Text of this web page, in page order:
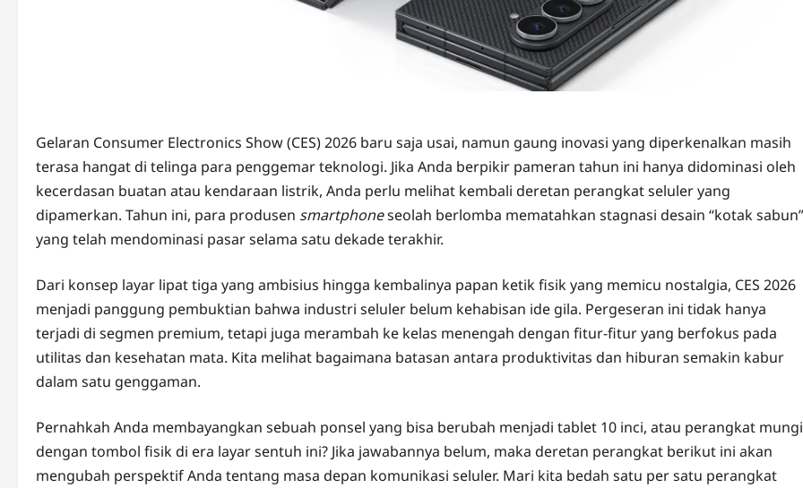
Gelaran Consumer Electronics Show (CES) 2026 baru saja usai, namun gaung inovasi yang diperkenalkan masih
terasa hangat di telinga para penggemar teknologi. Jika Anda berpikir pameran tahun ini hanya didominasi oleh
kecerdasan buatan atau kendaraan listrik, Anda perlu melihat kembali deretan perangkat seluler yang
dipamerkan. Tahun ini, para produsen smartphoneseolah berlomba mematahkan stagnasi desain “kotak sabun”
yang telah mendominasi pasar selama satu dekade terakhir.
Dari konsep layar lipat tiga yang ambisius hingga kembalinya papan ketik fisik yang memicu nostalgia, CES 2026
menjadi panggung pembuktian bahwa industri seluler belum kehabisan ide gila. Pergeseran ini tidak hanya
terjadi di segmen premium, tetapi juga merambah ke kelas menengah dengan fitur-fitur yang berfokus pada
utilitas dan kesehatan mata. Kita melihat bagaimana batasan antara produktivitas dan hiburan semakin kabur
dalam satu genggaman.
Pernahkah Anda membayangkan sebuah ponsel yang bisa berubah menjadi tablet 10 inci, atau perangkat
dengan tombol fisik di era layar sentuh ini? Jika jawabannya belum, maka deretan perangkat berikut ini akan
mengubah perspektif Anda tentang masa depan komunikasi seluler. Mari kita bedah satu per satu perangkat